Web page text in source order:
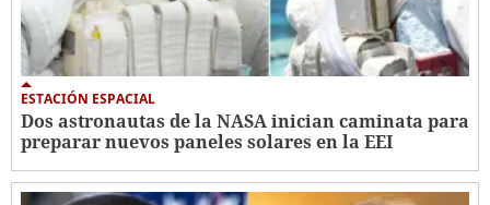
ESTACIÓN ESPACIAL
Dos astronautas de la NASA inician caminata para
preparar nuevos paneles solares en la EEI